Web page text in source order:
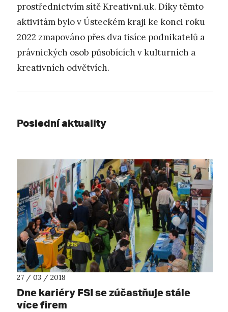
prostřednictvím sítě Kreativni.uk. Díky těmto
aktivitám bylo v Ústeckém kraji ke konci roku
2022 zmapováno přes dva tisíce podnikatelů a
právnických osob působících v kulturních a
kreativních odvětvích.
Poslední aktuality
27 / 03 / 2018
Dne kariéry FSI se zúčastňuje stále
více firem